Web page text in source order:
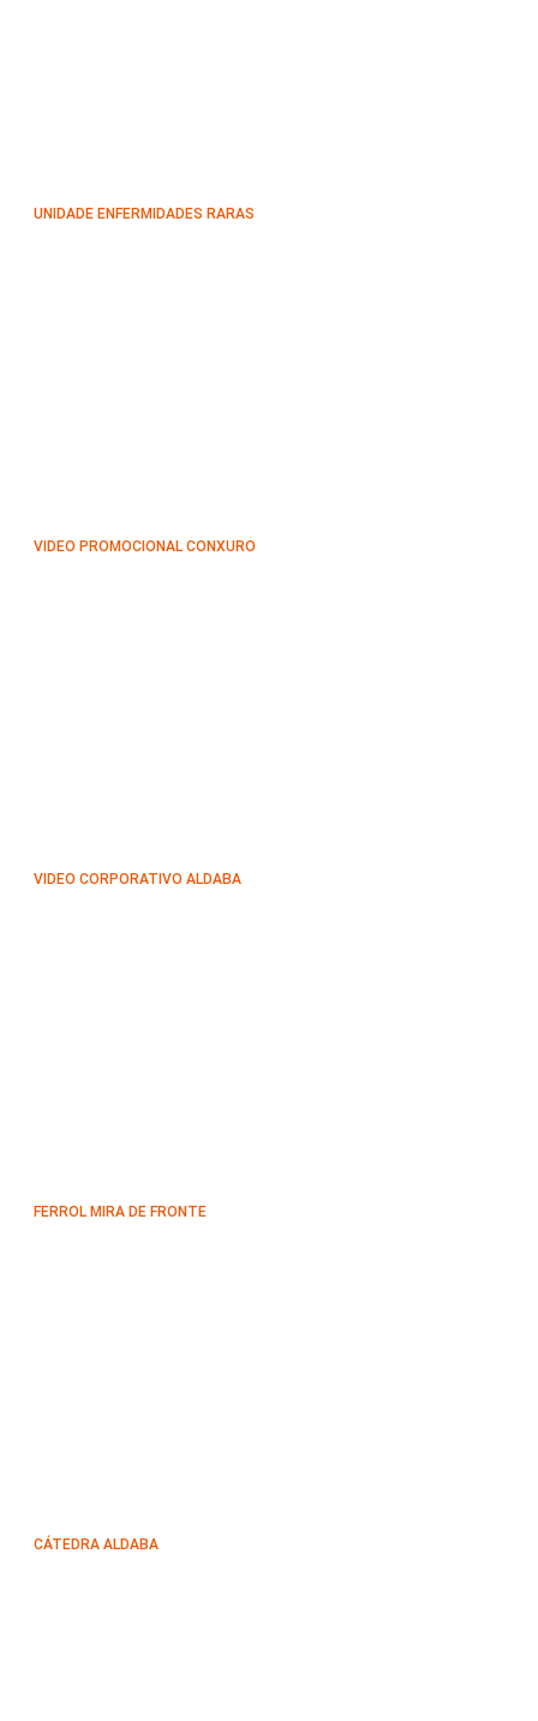
UNIDADE ENFERMIDADES RARAS
VIDEO PROMOCIONAL CONXURO
VIDEO CORPORATIVO ALDABA
FERROL MIRA DE FRONTE
CÁTEDRA ALDABA